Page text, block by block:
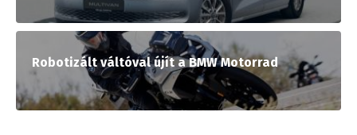
Robotizált váltóval újít a BMW Motorrad